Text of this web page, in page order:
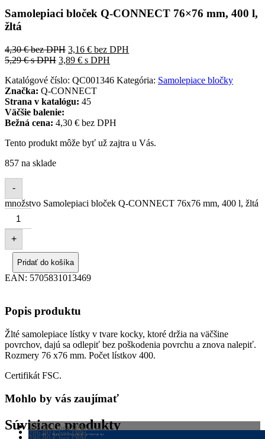
Samolepiaci bloček Q-CONNECT 76×76 mm, 400 l,
žltá
4,30€bez DPH 3,16 € bez DPH
5,29€s DPH 3,89 € s DPH
Katalógové číslo: QC001346 Kategória: Samolepiace bločky
Značka: Q-CONNECT
Strana v katalógu: 45
Väčšie balenie:
Bežná cena: 4,30 € bez DPH
Tento produkt môže byť už zajtra u Vás.
857 na sklade
-
množstvo Samolepiaci bloček Q-CONNECT 76x76 mm, 400 l, žltá
+
Pridať do košíka
EAN: 5705831013469
Popis produktu
Žlté samolepiace lístky v tvare kocky, ktoré držia na väčšine
povrchov, dajú sa odlepiť bez poškodenia povrchu a znova nalepiť.
Rozmery 76 x76 mm. Počet lístkov 400.
Certifikát FSC.
Mohlo by vás zaujímať
Súvisiace produkty
ŠATNÍKOVÉ SKRINE
343,00€bez DPH
421,89€s DPH
PRACOVNÉ STOLY
286,90€bez DPH